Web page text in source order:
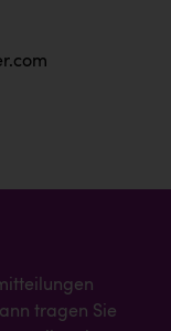
tragen Sie